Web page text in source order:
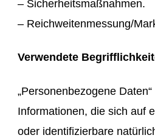
– Sicherheitsmaßnahmen.
– Reichweitenmessung/
Verwendete
„Personenbezogene
Informationen, die sich auf
oder identifizierbare